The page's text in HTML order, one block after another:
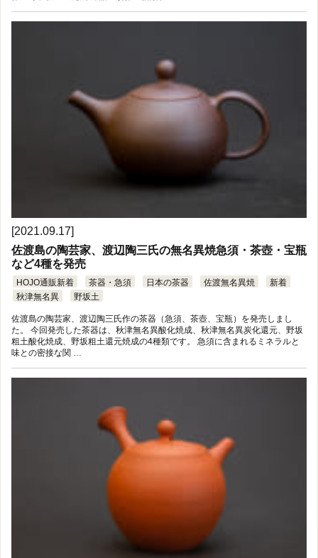
[2021.09.17]
佐渡島の陶芸家、渡辺陶三氏の無名異焼急須・茶壺・宝瓶
など4種を発売
HOJO通販新着 茶器・急須 日本の茶器 佐渡無名異焼
新着
秋津無名異
野坂土
佐渡島の陶芸家、渡辺陶三氏作の茶器（急須、茶壺、宝瓶）を発売しまし
た。 今回発売した茶器は、秋津無名異酸化焼成、秋津無名異炭化還元、野坂
粗土酸化焼成、野坂粗土還元焼成の4種類です。 急須に含まれるミネラルと
味との密接な関 …